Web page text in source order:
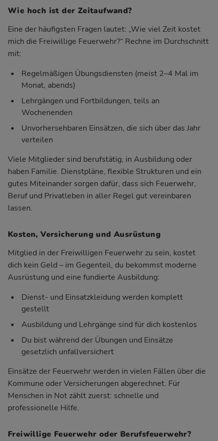
Wie hoch ist der Zeitaufwand?
Eine der häufigsten Fragen lautet: „Wie viel Zeit kostet
mich die Freiwillige Feuerwehr?“ Rechne im Durchschnitt
mit:
Regelmäßigen Übungsdiensten (meist 2–4 Mal im
Monat, abends)
Lehrgängen und Fortbildungen, teils an
Wochenenden
Unvorhersehbaren Einsätzen, die sich über das Jahr
verteilen
Viele Mitglieder sind berufstätig, in Ausbildung oder
haben Familie. Dienstpläne, flexible Strukturen und ein
gutes Miteinander sorgen dafür, dass sich Feuerwehr,
Beruf und Privatleben in aller Regel gut vereinbaren
lassen.
Kosten, Versicherung und Ausrüstung
Mitglied in der Freiwilligen Feuerwehr zu sein, kostet
dich kein Geld – im Gegenteil, du bekommst moderne
Ausrüstung und eine fundierte Ausbildung:
Dienst- und Einsatzkleidung werden komplett
gestellt
Ausbildung und Lehrgänge sind für dich kostenlos
Du bist während der Übungen und Einsätze
gesetzlich unfallversichert
Einsätze der Feuerwehr werden in vielen Fällen über die
Kommune oder Versicherungen abgerechnet. Für
Menschen in Not zählt zuerst: schnelle und
professionelle Hilfe.
Freiwillige Feuerwehr oder Berufsfeuerwehr?